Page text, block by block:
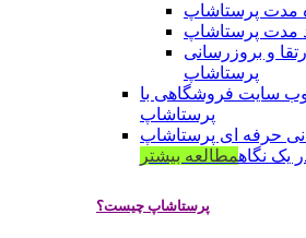
مدت پرستاشاپ
مدت پرستاشاپ
و بروزرسانی
پرستاشاپ
سایت فروشگاهی با
پرستاشاپ
حرفه ای پرستاشاپ
یک نگاهمطالعه بیشتر
پرستاشاپ چیست؟